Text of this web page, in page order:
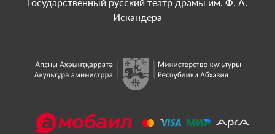
Государственный русский театр драмы им. Ф. А.
Искандера